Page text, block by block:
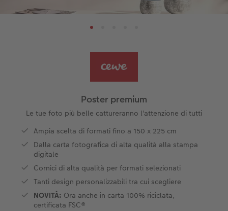
Finiture
Box portafoto
Foto adesivi
Poster premium
Foto istantanee
Collage foto
Gallery print
Foto su legno
Mosaico
Tipi di carta
Scuola & ufficio
Cartoline spedizione diretta
Tipi di carta
Poster premium
Le tue foto più belle cattureranno l'attenzione di tutti
Ampia scelta di formati fino a 150 x 225 cm
Dalla carta fotografica di alta qualità alla stampa
digitale
Cornici di alta qualità per formati selezionati
Tanti design personalizzabili tra cui scegliere
NOVITÀ: Ora anche in carta 100% riciclata,
certificata FSC®